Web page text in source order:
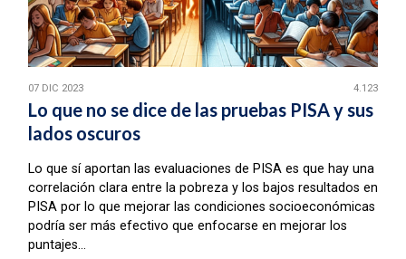
07 DIC 2023 4.123
Lo que no se dice de las pruebas PISA y sus
lados oscuros
Lo que sí aportan las evaluaciones de PISA es que hay una
correlación clara entre la pobreza y los bajos resultados en
PISA por lo que mejorar las condiciones socioeconómicas
podría ser más efectivo que enfocarse en mejorar los
puntajes...